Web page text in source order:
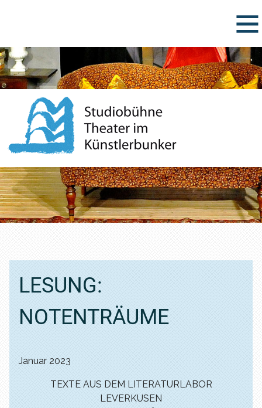
LESUNG:
NOTENTRÄUME
Januar 2023
TEXTE AUS DEM LITERATURLABOR
LEVERKUSEN